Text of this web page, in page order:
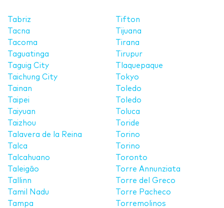
Tabriz
Tacna
Tacoma
Taguatinga
Taguig City
Taichung City
Tainan
Taipei
Taiyuan
Taizhou
Talavera de la Reina
Talca
Talcahuano
Taleigão
Tallinn
Tamil Nadu
Tampa
Tifton
Tijuana
Tirana
Tirupur
Tlaquepaque
Tokyo
Toledo
Toledo
Toluca
Toride
Torino
Torino
Toronto
Torre Annunziata
Torre del Greco
Torre Pacheco
Torremolinos